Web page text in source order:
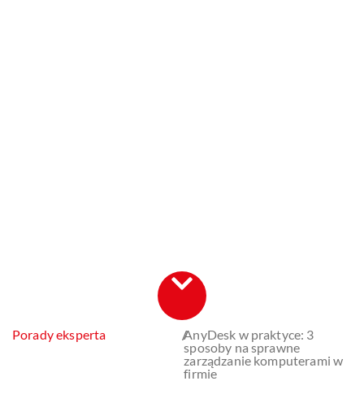
Porady eksperta /AnyDesk w praktyce: 3
sposoby na sprawne
zarządzanie komputerami w
firmie